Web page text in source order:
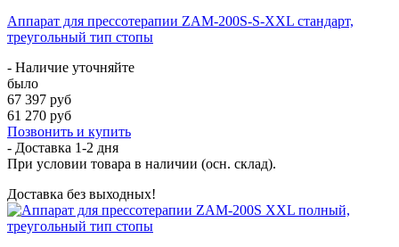
Аппарат для прессотерапии ZAM-200S-S-XXL стандарт,
треугольный тип стопы
- Наличие уточняйте
было
67 397 руб
61 270 руб
Позвонить и купить
- Доставка 1-2 дня
При условии товара в наличии (осн. склад).
Доставка без выходных!